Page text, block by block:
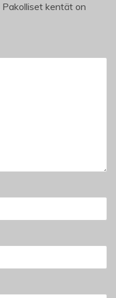
Pakolliset kentät on